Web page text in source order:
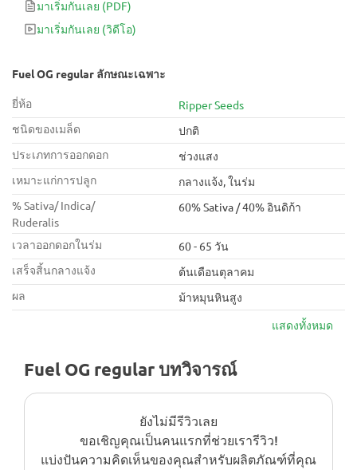
สมบูรณ์แบบ หากคุณต้องการเร่งความเร็วระหว่างวัน
มาเริ่มกันเลย (PDF)
มาเริ่มกันเลย (วิดีโอ)
Fuel OG regular ลักษณะเฉพาะ
ยี่ห้อ
Ripper Seeds
ชนิดของเมล็ด
ปกติ
ประเภทการออกดอก
ช่วงแสง
เหมาะแก่การปลูก
กลางแจ้ง, ในร่ม
% Sativa/ Indica/
Ruderalis
60% Sativa / 40% อินดิก้า
เวลาออกดอกในร่ม
60 - 65 วัน
เสร็จสิ้นกลางแจ้ง
ต้นเดือนตุลาคม
ผล
ม้าหมุนหินสูง
แสดงทั้งหมด
Fuel OG regular บทวิจารณ์
ยังไม่มีรีวิวเลย
ขอเชิญคุณเป็นคนแรกที่ช่วยเรารีวิว!
แบ่งปันความคิดเห็นของคุณสำหรับผลิตภัณฑ์ที่คุณ